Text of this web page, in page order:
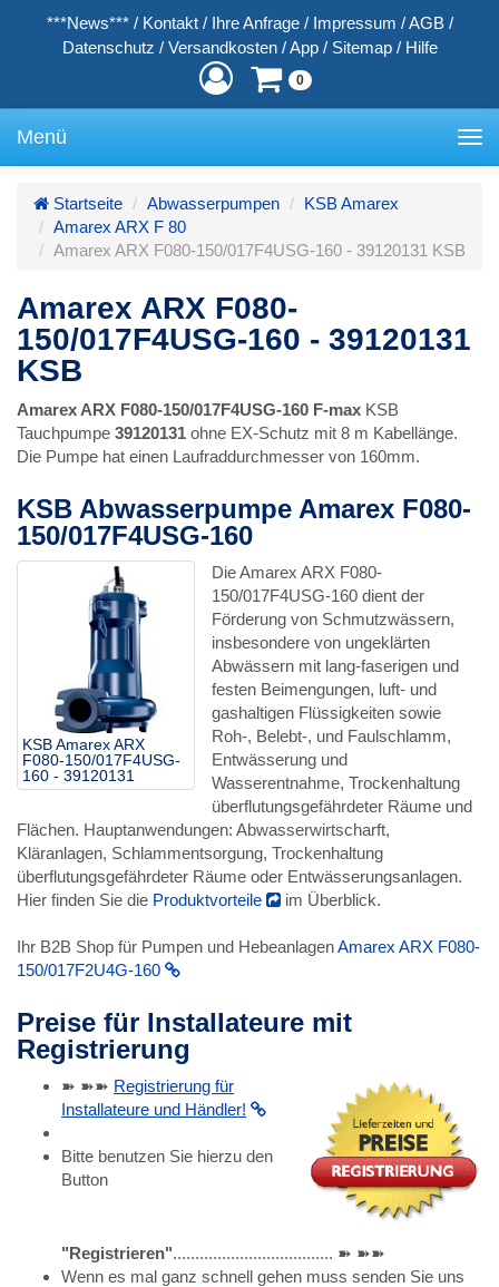
***News*** / Kontakt / Ihre Anfrage / Impressum / AGB /
Datenschutz / Versandkosten / App / Sitemap / Hilfe
0
Menü
Startseite Abwasserpumpen
KSB Amarex
Amarex ARX F 80
Amarex ARX F080-150/017F4USG-160 - 39120131 KSB
Amarex ARX F080-
150/017F4USG-160 - 39120131
KSB
Amarex ARX F080-150/017F4USG-160 F-max KSB
Tauchpumpe 39120131 ohne EX-Schutz mit 8 m Kabellänge.
Die Pumpe hat einen Laufraddurchmesser von 160mm.
KSB Abwasserpumpe Amarex F080-
150/017F4USG-160
KSB Amarex ARX
F080-150/017F4USG-
160 - 39120131
Die Amarex ARX F080-
150/017F4USG-160 dient der
Förderung von Schmutzwässern,
insbesondere von ungeklärten
Abwässern mit lang-faserigen und
festen Beimengungen, luft- und
gashaltigen Flüssigkeiten sowie
Roh-, Belebt-, und Faulschlamm,
Entwässerung und
Wasserentnahme, Trockenhaltung
überflutungsgefährdeter Räume und
Flächen. Hauptanwendungen: Abwasserwirtscharft,
Kläranlagen, Schlammentsorgung, Trockenhaltung
überflutungsgefährdeter Räume oder Entwässerungsanlagen.
Hier finden Sie die Produktvorteile im Überblick.
Ihr B2B Shop für Pumpen und HebeanlagenAmarex ARX F080-
150/017F2U4G-160
Preise für Installateure mit
Registrierung
➽ ➽➽ Registrierung für
Installateure und Händler!
Bitte benutzen Sie hierzu den
Button
"Registrieren".................................... ➽ ➽➽
Wenn es mal ganz schnell gehen muss senden Sie uns